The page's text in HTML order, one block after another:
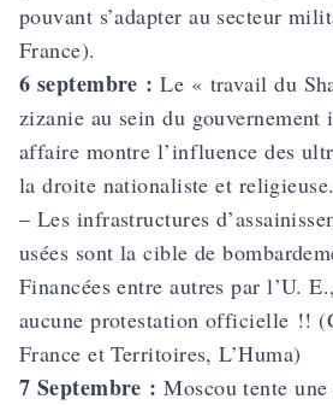
pouvant s’adapter au secteur
France).
6 septembre : Le « travail du
zizanie au sein du
affaire montre l’influence des
la droite nationaliste et
– Les infrastructures
usées sont la cible de
Financées entre autres par l’U.
aucune protestation officielle !!
France et Territoires, L’Huma)
7 Septembre : Moscou tente